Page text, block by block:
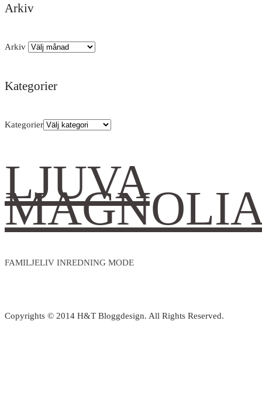
Arkiv
Arkiv
Kategorier
Kategorier
LJUVA
FAMILJELIV INREDNING MODE
Copyrights © 2014 H&T Bloggdesign. All Rights Reserved.